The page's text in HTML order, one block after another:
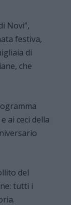
Novi”,
festiva,
di
che
ai ceci della
del
tutti i